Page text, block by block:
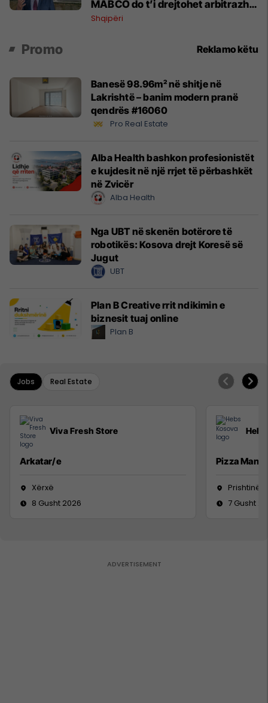
MABCO do t’i drejtohet arbitrazhit
ndërkombëtar
Shqipëri
Promo Reklamo këtu
Banesë 98.96m² në shitje në
Lakrishtë – banim modern pranë
qendrës #16060
Pro Real Estate
Alba Health bashkon profesionistët
e kujdesit në një rrjet të përbashkët
në Zvicër
Alba Health
Nga UBT në skenën botërore të
robotikës: Kosova drejt Koresë së
Jugut
UBT
Plan B Creative rrit ndikimin e
biznesit tuaj online
Plan B
Jobs Real Estate
Viva Fresh Store
Arkatar/e
Xërxë
8 Gusht 2026
Pizza Man
Prishtinë
7 Gusht